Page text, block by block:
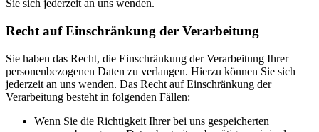
Sie sich jederzeit an uns wenden.
Recht auf Einschränkung der Verarbeitung
Sie haben das Recht, die Einschränkung der Verarbeitung Ihrer
personenbezogenen Daten zu verlangen. Hierzu können Sie sich
jederzeit an uns wenden. Das Recht auf Einschränkung der
Verarbeitung besteht in folgenden Fällen:
Wenn Sie die Richtigkeit Ihrer bei uns gespeicherten